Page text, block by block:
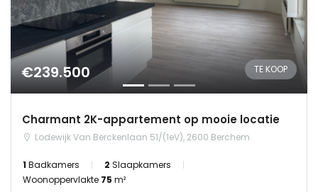
€239.500 TE KOOP
Charmant 2K-appartement op mooie locatie
Lodewijk Van Berckenlaan 51/(1eV), 2600 Berchem
1 Badkamers 2 Slaapkamers
Woonoppervlakte 75 m²